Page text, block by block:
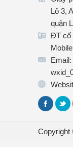
Lô 3,
quận
ĐT cố
Copyright